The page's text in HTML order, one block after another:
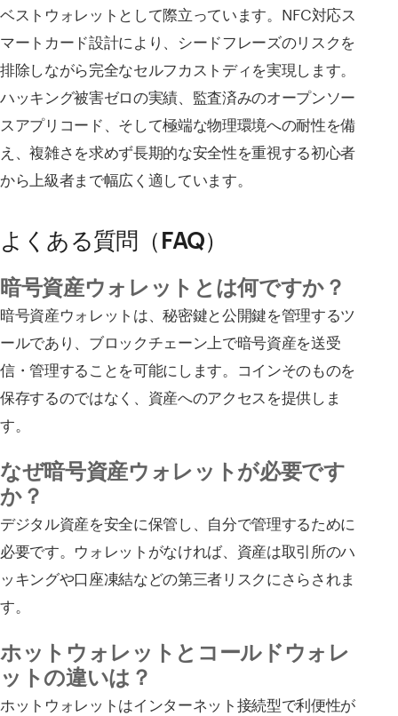
ベストウォレットとして際立っています。NFC対応ス
マートカード設計により、シードフレーズのリスクを
排除しながら完全なセルフカストディを実現します。
ハッキング被害ゼロの実績、監査済みのオープンソー
スアプリコード、そして極端な物理環境への耐性を備
え、複雑さを求めず長期的な安全性を重視する初心者
から上級者まで幅広く適しています。
よくある質問（FAQ）
暗号資産ウォレットとは何ですか？
暗号資産ウォレットは、秘密鍵と公開鍵を管理するツ
ールであり、ブロックチェーン上で暗号資産を送受
信・管理することを可能にします。コインそのものを
保存するのではなく、資産へのアクセスを提供しま
す。
なぜ暗号資産ウォレットが必要です
か？
デジタル資産を安全に保管し、自分で管理するために
必要です。ウォレットがなければ、資産は取引所のハ
ッキングや口座凍結などの第三者リスクにさらされま
す。
ホットウォレットとコールドウォレ
ットの違いは？
ホットウォレットはインターネット接続型で利便性が